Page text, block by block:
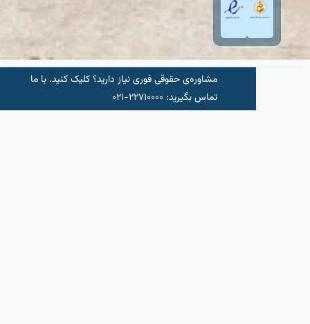
مشاوره‌‌ی حقوقی فوری نیاز دارید؟ کلیک کنید.‌ با ما
تماس بگیرید: ۲۲۷۱۰۰۰۰-۰۲۱